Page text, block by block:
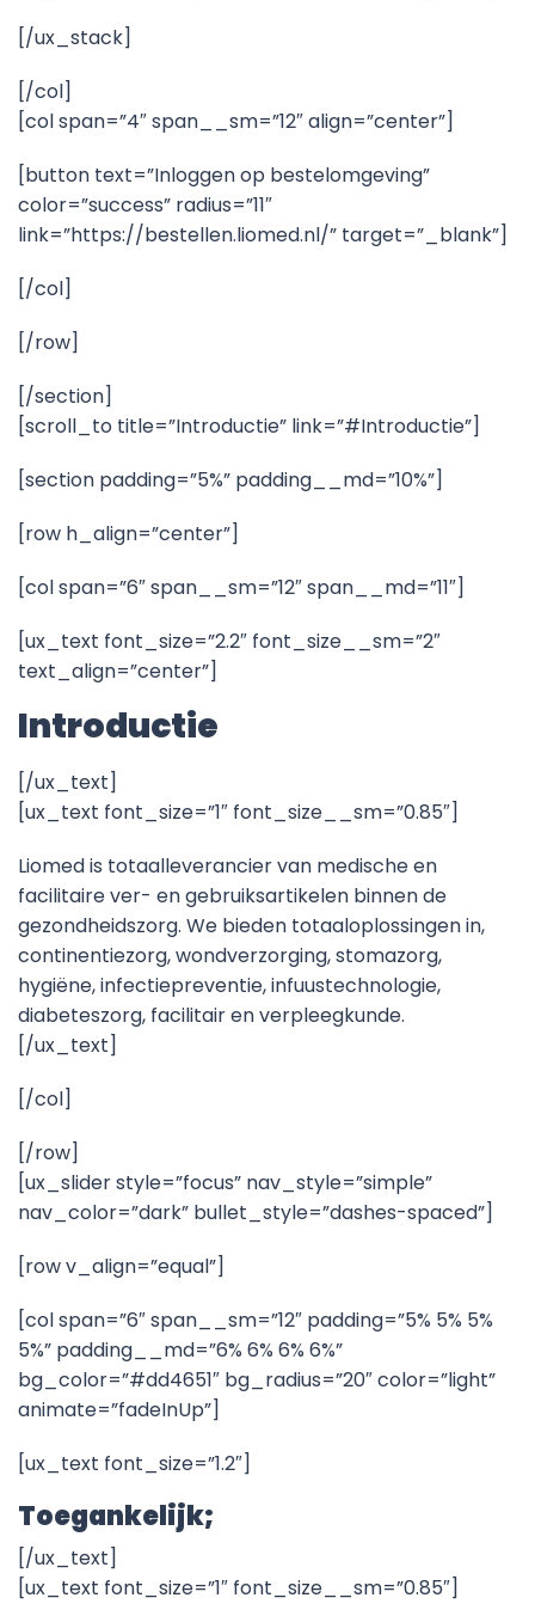
[/ux_stack]
[/col]
[col span=”4″ span__sm=”12″ align=”center”]
[button text=”Inloggen op bestelomgeving”
color=”success” radius=”11″
link=”https://bestellen.liomed.nl/” target=”_blank”]
[/col]
[/row]
[/section]
[scroll_to title=”Introductie” link=”#Introductie”]
[section padding=”5%” padding__md=”10%”]
[row h_align=”center”]
[col span=”6″ span__sm=”12″ span__md=”11″]
[ux_text font_size=”2.2″ font_size__sm=”2″
text_align=”center”]
Introductie
[/ux_text]
[ux_text font_size=”1″ font_size__sm=”0.85″]
Liomed is totaalleverancier van medische en
facilitaire ver- en gebruiksartikelen binnen de
gezondheidszorg. We bieden totaaloplossingen in,
continentiezorg, wondverzorging, stomazorg,
hygiëne, infectiepreventie, infuustechnologie,
diabeteszorg, facilitair en verpleegkunde.
[/ux_text]
[/col]
[/row]
[ux_slider style=”focus” nav_style=”simple”
nav_color=”dark” bullet_style=”dashes-spaced”]
[row v_align=”equal”]
[col span=”6″ span__sm=”12″ padding=”5% 5% 5%
5%” padding__md=”6% 6% 6% 6%”
bg_color=”#dd4651″ bg_radius=”20″ color=”light”
animate=”fadeInUp”]
[ux_text font_size=”1.2″]
Toegankelijk;
[/ux_text]
[ux_text font_size=”1″ font_size__sm=”0.85″]